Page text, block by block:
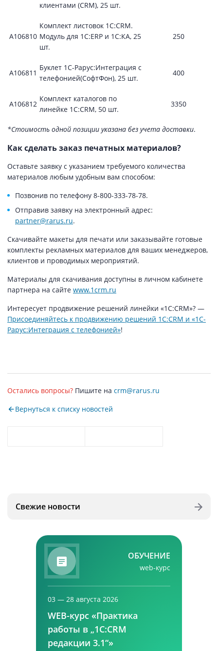
клиентами (CRM), 25 шт.
А106810
Комплект листовок 1С:CRM.
Модуль для 1С:ERP и 1С:КА, 25
шт.
250
А106811
Буклет 1С-Рарус:Интеграция с
телефонией(СофтФон), 25 шт.
400
А106812
Комплект каталогов по
линейке 1С:CRM, 50 шт.
3350
*Стоимость одной позиции указана без учета доставки.
Как сделать заказ печатных материалов?
Оставьте заявку с указанием требуемого количества
материалов любым удобным вам способом:
Позвонив по телефону 8-800-333-78-78.
Отправив заявку на электронный адрес:
partner@rarus.ru.
Скачивайте макеты для печати или заказывайте готовые
комплекты рекламных материалов для ваших менеджеров,
клиентов и проводимых мероприятий.
Материалы для скачивания доступны в личном кабинете
партнера на сайте www.1crm.ru
Интересует продвижение решений линейки «1С:CRM»? —
Присоединяйтесь к продвижению решений 1С:CRM и «1С-
Рарус:Интеграция с телефонией»!
Остались вопросы? Пишите на crm@rarus.ru
Вернуться к списку новостей
Свежие новости
ОБУЧЕНИЕ
web-курс
03 — 28 августа 2026
WEB-курс «Практика
работы в „1С:CRM
редакции 3.1“»